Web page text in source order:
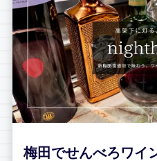
梅田でせんべろワイ